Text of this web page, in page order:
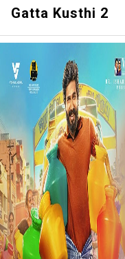
Gatta Kusthi 2